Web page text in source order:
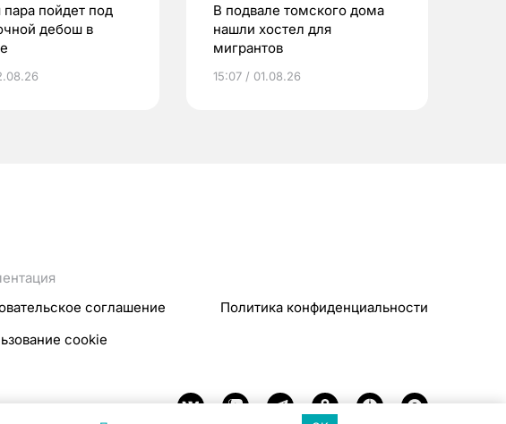
пойдет под
дебош в
В подвале томского дома
нашли хостел для
мигрантов
15:07 / 01.08.26
соглашение
Политика конфиденциальности
cookie